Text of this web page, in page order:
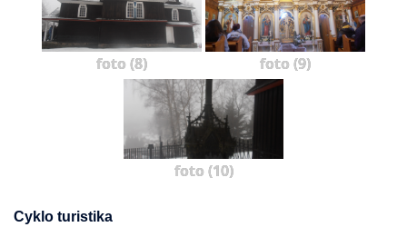
foto (8) foto (9)
foto (10)
Cyklo turistika